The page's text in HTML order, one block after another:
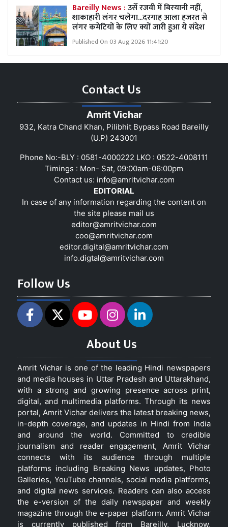
Bareilly News :उर्से रजवी में बिरयानी नहीं,
शाकाहारी लंगर चलेगा...दरगाह आला हजरत से
लंगर कमेटियों के लिए क्यों जारी हुआ ये संदेश
Published On 03 Aug 2026 11:41:20
Contact Us
Amrit Vichar
932, Katra Chand Khan, Pilibhit Bypass Road Bareilly
(U.P) 243001
Phone No:-BLY : 0581-4000222 LKO : 0522-4008111
Timings : Mon- Sat, 09:00am-06:00pm
Contact us: info@amritvichar.com
EDITORIAL
In case of any information regarding the content on
the site please mail us
editor@amritvichar.com
coo@amritvichar.com
editor.digital@amritvichar.com
info.digtal@amritvichar.com
Follow Us
About Us
Amrit Vichar is one of the leading Hindi newspapers
and media houses in Uttar Pradesh and Uttarakhand,
with a strong and growing presence across print,
digital, and multimedia platforms. Through its news
portal, Amrit Vichar delivers the latest breaking news,
in-depth coverage, and updates in Hindi from India
and around the world. Committed to credible
journalism and reader engagement, Amrit Vichar
connects with its audience through multiple
platforms including Breaking News updates, Photo
Galleries, YouTube channels, social media platforms,
and digital news services. Readers can also access
the e-version of the daily newspaper and weekly
magazine through the e-paper platform. Amrit Vichar
is currently published from Bareilly, Lucknow,